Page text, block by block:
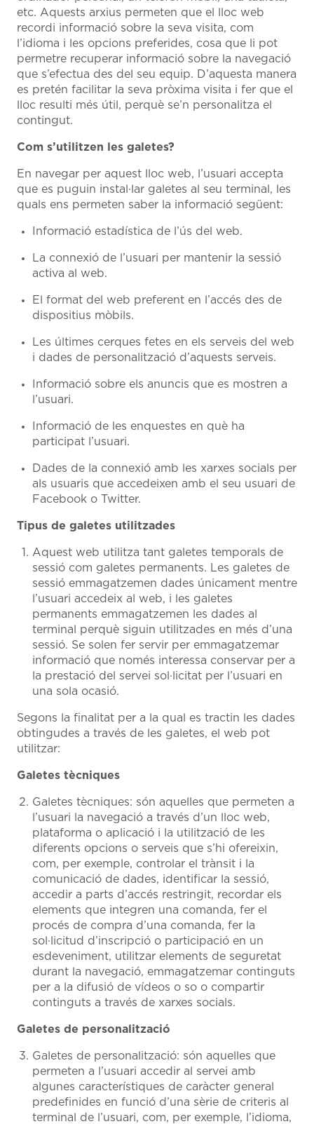
etc. Aquests arxius permeten que el lloc web
recordi informació sobre la seva visita, com
l’idioma i les opcions preferides, cosa que li pot
permetre recuperar informació sobre la navegació
que s’efectua des del seu equip. D’aquesta manera
es pretén facilitar la seva pròxima visita i fer que el
lloc resulti més útil, perquè se’n personalitza el
contingut.
Com s’utilitzen les galetes?
En navegar per aquest lloc web, l’usuari accepta
que es puguin instal·lar galetes al seu terminal, les
quals ens permeten saber la informació següent:
Informació estadística de l’ús del web.
La connexió de l’usuari per mantenir la sessió
activa al web.
El format del web preferent en l’accés des de
dispositius mòbils.
Les últimes cerques fetes en els serveis del web
i dades de personalització d’aquests serveis.
Informació sobre els anuncis que es mostren a
l’usuari.
Informació de les enquestes en què ha
participat l’usuari.
Dades de la connexió amb les xarxes socials per
als usuaris que accedeixen amb el seu usuari de
Facebook o Twitter.
Tipus de galetes utilitzades
Aquest web utilitza tant galetes temporals de
sessió com galetes permanents. Les galetes de
sessió emmagatzemen dades únicament mentre
l’usuari accedeix al web, i les galetes
permanents emmagatzemen les dades al
terminal perquè siguin utilitzades en més d’una
sessió. Se solen fer servir per emmagatzemar
informació que només interessa conservar per a
la prestació del servei sol·licitat per l’usuari en
una sola ocasió.
Segons la finalitat per a la qual es tractin les dades
obtingudes a través de les galetes, el web pot
utilitzar:
Galetes tècniques
Galetes tècniques: són aquelles que permeten a
l’usuari la navegació a través d’un lloc web,
plataforma o aplicació i la utilització de les
diferents opcions o serveis que s’hi ofereixin,
com, per exemple, controlar el trànsit i la
comunicació de dades, identificar la sessió,
accedir a parts d’accés restringit, recordar els
elements que integren una comanda, fer el
procés de compra d’una comanda, fer la
sol·licitud d’inscripció o participació en un
esdeveniment, utilitzar elements de seguretat
durant la navegació, emmagatzemar continguts
per a la difusió de vídeos o so o compartir
continguts a través de xarxes socials.
Galetes de personalització
Galetes de personalització: són aquelles que
permeten a l’usuari accedir al servei amb
algunes característiques de caràcter general
predefinides en funció d’una sèrie de criteris al
terminal de l’usuari, com, per exemple, l’idioma,